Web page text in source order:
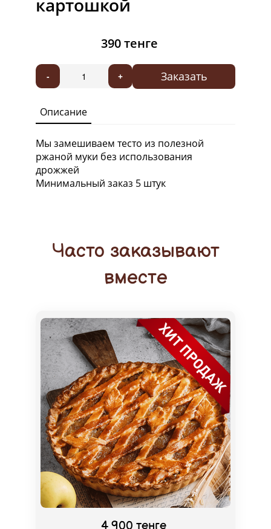
картошкой
390 тенге
Заказать
- +
Описание
Мы замешиваем тесто из полезной
ржаной муки без использования
дрожжей
Минимальный заказ 5 штук
Часто заказывают
вместе
4 900 тенге